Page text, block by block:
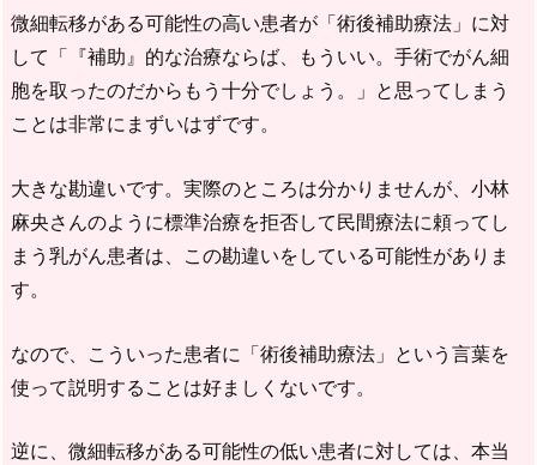
微細転移がある可能性の高い患者が「術後補助療法」に対
して「『補助』的な治療ならば、もういい。手術でがん細
胞を取ったのだからもう十分でしょう。」と思ってしまう
ことは非常にまずいはずです。
大きな勘違いです。実際のところは分かりませんが、小林
麻央さんのように標準治療を拒否して民間療法に頼ってし
まう乳がん患者は、この勘違いをしている可能性がありま
す。
なので、こういった患者に「術後補助療法」という言葉を
使って説明することは好ましくないです。
逆に、微細転移がある可能性の低い患者に対しては、本当